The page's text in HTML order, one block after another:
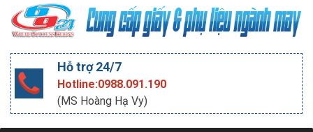
Hỗ trợ 24/7
Hotline:0988.091.190
(MS Hoàng Hạ Vy)